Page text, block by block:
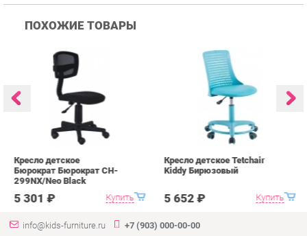
Кресло детское
5 301 ₽
info@kids-furniture.ru
Диваны
Комоды
Кресла
Кровати
ИНФОРМАЦИЯ
Контакты
Доставка и Оплата
Скидки и Акции
ГОРОДА
Весь мир
Екатеринбург